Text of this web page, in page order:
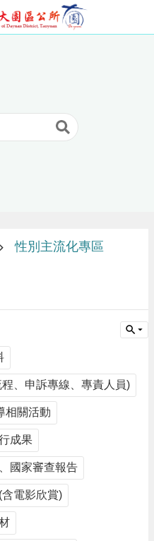
性別主流化專區
、申訴專線、專責人員)
相關活動
成果
國家審查報告
電影欣賞)